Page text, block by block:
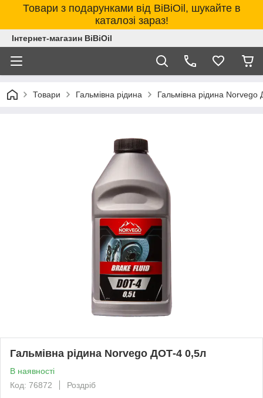
Товари з подарунками від BiBiOil, шукайте в
каталозі зараз!
Інтернет-магазин BiBiOil
Товари Гальмівна рідина Гальмівна рідина
Гальмівна рідина Norvego ДОТ-4 0,5л
В наявності
Код: 76872
Роздріб